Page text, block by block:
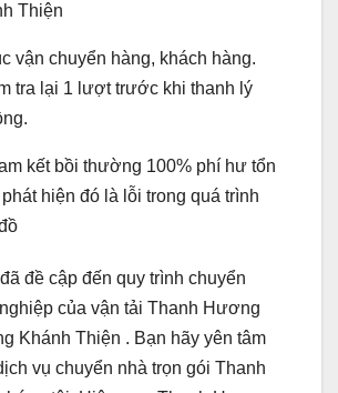
Thiện
vận chuyển hàng, khách hàng.
tra lại 1 lượt trước khi thanh lý
kết bồi thường 100% phí hư tổn
hiện đó là lỗi trong quá trình
đề cập đến quy trình chuyển
của vận tải Thanh Hương
Khánh Thiện . Bạn hãy yên tâm
vụ chuyển nhà trọn gói Thanh